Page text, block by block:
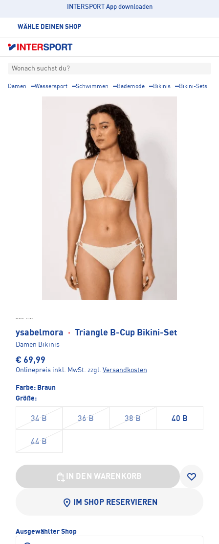
INTERSPORT App downloaden
WÄHLE DEINEN SHOP
Wonach suchst du?
Damen Wassersport Schwimmen Bademode Bikinis Bikini-Sets
ysabelmora · Triangle B-Cup Bikini-Set
Damen Bikinis
€ 69,99
Onlinepreis inkl. MwSt. zzgl. Versandkosten
Farbe: Braun
Größe:
34 B 36 B 38 B 40 B
44 B
IN DEN WARENKORB
IM SHOP RESERVIEREN
Ausgewählter Shop